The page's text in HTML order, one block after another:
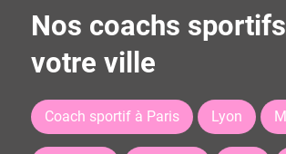
Nos coachs
votre ville
Coach sportif à Paris Lyon